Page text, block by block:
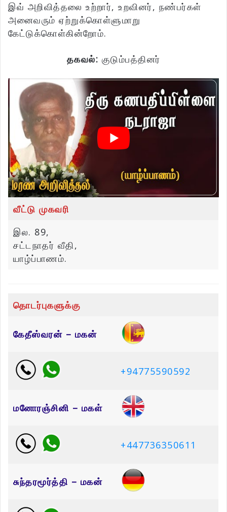
இவ் அறிவித்தலை உற்றார், உறவினர், நண்பர்கள்
அனைவரும் ஏற்றுக்கொள்ளுமாறு
கேட்டுக்கொள்கின்றோம்.
தகவல்: குடும்பத்தினர்
வீட்டு முகவரி
இல. 89,
சட்டநாதர் வீதி,
யாழ்ப்பாணம்.
தொடர்புகளுக்கு
கேதீஸ்வரன் – மகன்
+94775590592
மனோரஞ்சினி – மகள்
+447736350611
சுந்தரமூர்த்தி – மகன்